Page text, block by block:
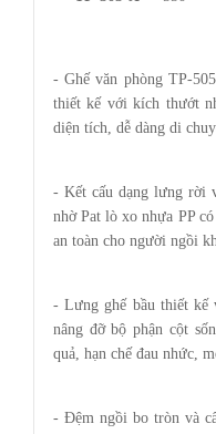
- Ghế văn phòng TP-
thiết kế với kích thướt
diện tích, dễ dàng di
- Kết cấu dạng lưng rời
nhờ Pat lò xo nhựa PP
an toàn cho người ngồi
- Lưng ghế bầu thiết kế
nâng đỡ bộ phận cột
quả, hạn chế đau nhức,
- Đệm ngồi bo tròn và